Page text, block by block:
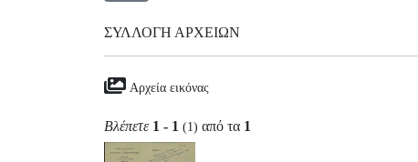
ΣΥΛΛΟΓΉ ΑΡΧΕΊΩΝ
Αρχεία εικόνας
Βλέπετε 1 - 1 (1) από τα 1